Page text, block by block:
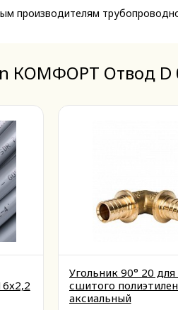
производителям
КОМФОРТ Отвод D
Угольник 90° 20
сшитого
аксиальный